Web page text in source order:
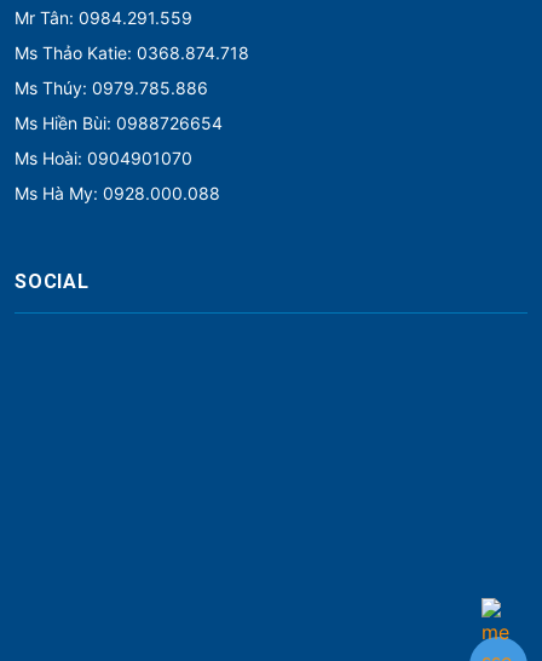
Mr Tân: 0984.291.559
Ms Thảo Katie: 0368.874.718
Ms Thúy: 0979.785.886
Ms Hiền Bùi: 0988726654
Ms Hoài: 0904901070
Ms Hà My: 0928.000.088
SOCIAL